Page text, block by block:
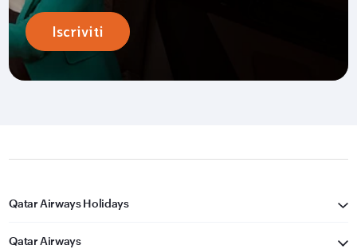
Iscriviti
Qatar Airways Holidays
Qatar Airways